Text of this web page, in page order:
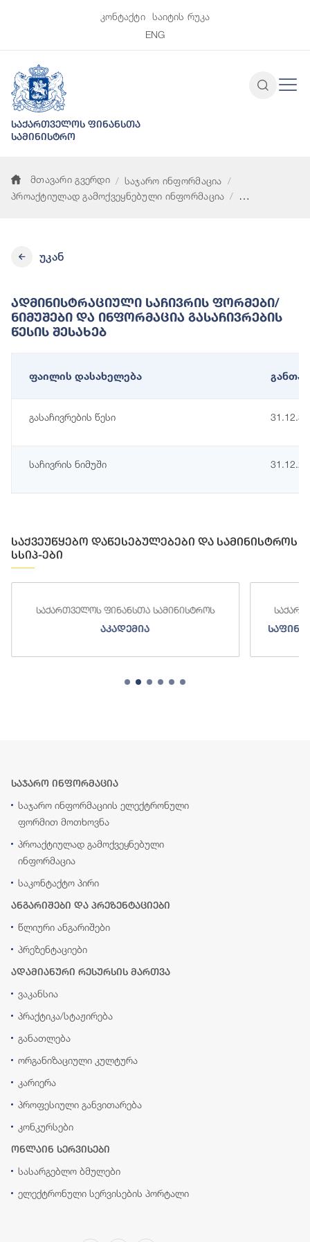
კონტაქტი
საიტის რუკა
ENG
საქართველოს ფინანსთა
სამინისტრო
მთავარი გვერდი
საჯარო ინფორმაცია
პროაქტიულად გამოქვეყნებული ინფორმაცია
უკან
Ადმინისტრაციული Საჩივრის Ფორმები/
Ნიმუშები Და Ინფორმაცია Გასაჩივრების
Წესის Შესახებ
ფაილის დასახელება
გასაჩივრების წესი
საჩივრის ნიმუში
საქვეუწყებო დაწესებულებები და სამინისტროს
სსიპ-ები
საქართველოს ფინანსთა სამინისტროს
აკადემია
საჯარო ინფორმაცია
საჯარო ინფორმაციის ელექტრონული
ფორმით მოთხოვნა
პროაქტიულად გამოქვეყნებული
ინფორმაცია
საკონტაქტო პირი
ანგარიშები და პრეზენტაციები
წლიური ანგარიშები
პრეზენტაციები
ადამიანური რესურსის მართვა
ვაკანსია
პრაქტიკა/სტაჟირება
განათლება
ორგანიზაციული კულტურა
კარიერა
პროფესიული განვითარება
კონკურსები
ონლაინ სერვისები
სასარგებლო ბმულები
ელექტრონული სერვისების პორტალი